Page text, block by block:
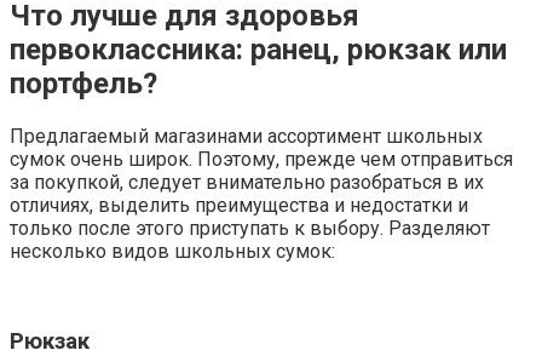
Что лучше для здоровья
первоклассника: ранец, рюкзак или
портфель?
Предлагаемый магазинами ассортимент школьных
сумок очень широк. Поэтому, прежде чем отправиться
за покупкой, следует внимательно разобраться в их
отличиях, выделить преимущества и недостатки и
только после этого приступать к выбору. Разделяют
несколько видов школьных сумок:
Рюкзак